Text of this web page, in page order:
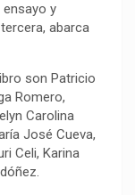
y
abarca
son Patricio
Romero,
Carolina
José Cueva,
Celi, Karina